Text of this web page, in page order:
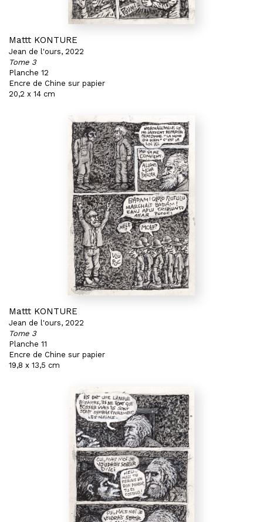
Mattt KONTURE
Jean de l'ours, 2022
Tome 3
Planche 12
Encre de Chine sur papier
20,2 x 14 cm
Mattt KONTURE
Jean de l'ours, 2022
Tome 3
Planche 11
Encre de Chine sur papier
19,8 x 13,5 cm